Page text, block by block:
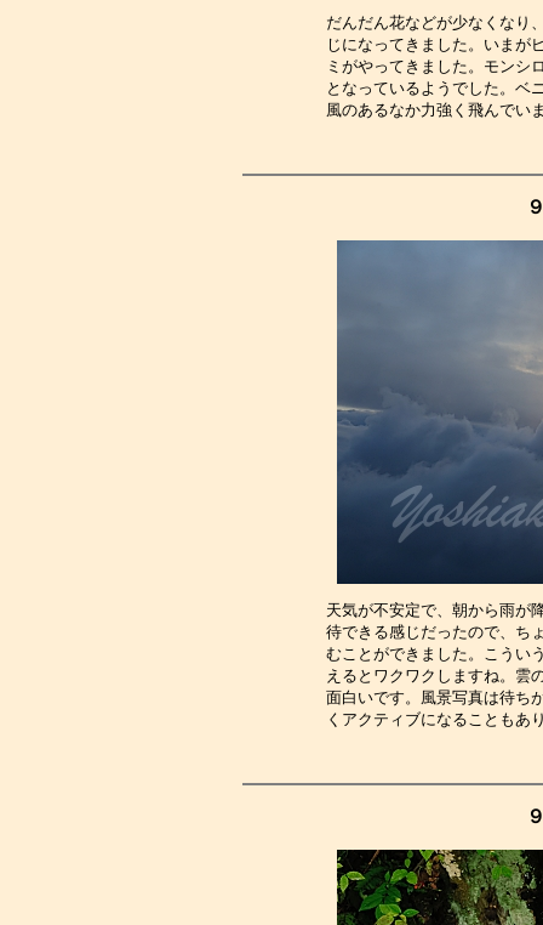
だんだん花などが少なくなり
じになってきました。いまが
ミがやってきました。モンシ
となっているようでした。ベ
風のあるなか
天気が不安定で、朝から雨が
待できる感じだったので、ち
むことができました。こうい
えるとワクワクしますね。雲
面白いです。風景写真は待ち
くアクティブ